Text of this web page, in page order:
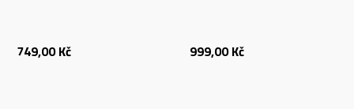
749,00 Kč 999,00 Kč